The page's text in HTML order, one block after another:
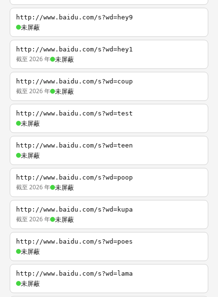
http://www.baidu.com/s?wd=hey9
未屏蔽
http://www.baidu.com/s?wd=hey1
截至 2026 年 未屏蔽
http://www.baidu.com/s?wd=coup
截至 2026 年 未屏蔽
http://www.baidu.com/s?wd=test
未屏蔽
http://www.baidu.com/s?wd=teen
未屏蔽
http://www.baidu.com/s?wd=poop
截至 2026 年 未屏蔽
http://www.baidu.com/s?wd=kupa
截至 2026 年 未屏蔽
http://www.baidu.com/s?wd=poes
未屏蔽
http://www.baidu.com/s?wd=lama
未屏蔽